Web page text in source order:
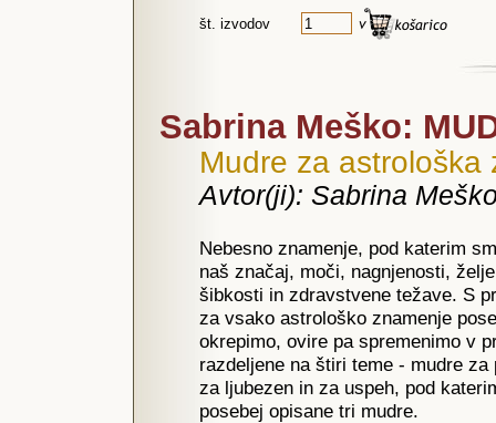
št. izvodov
Sabrina Meško:
Mudre za astrološka
Avtor(ji): Sabrina
Nebesno znamenje, pod katerim
naš značaj, moči, nagnjenosti,
šibkosti in zdravstvene težave. S
za vsako astrološko znamenje
okrepimo, ovire pa spremenimo v
razdeljene na štiri teme - mudre
za ljubezen in za uspeh, pod
posebej opisane tri mudre.